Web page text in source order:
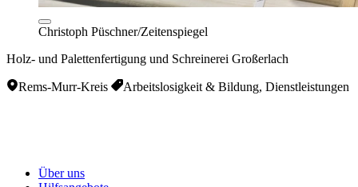
Christoph Püschner/Zeitenspiegel
Holz- und Palettenfertigung und Schreinerei Großerlach
Rems-Murr-Kreis Arbeitslosigkeit & Bildung, Dienstleistungen
Über uns